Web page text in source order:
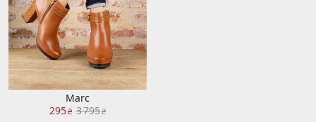
Marc
295₴ 3 795₴